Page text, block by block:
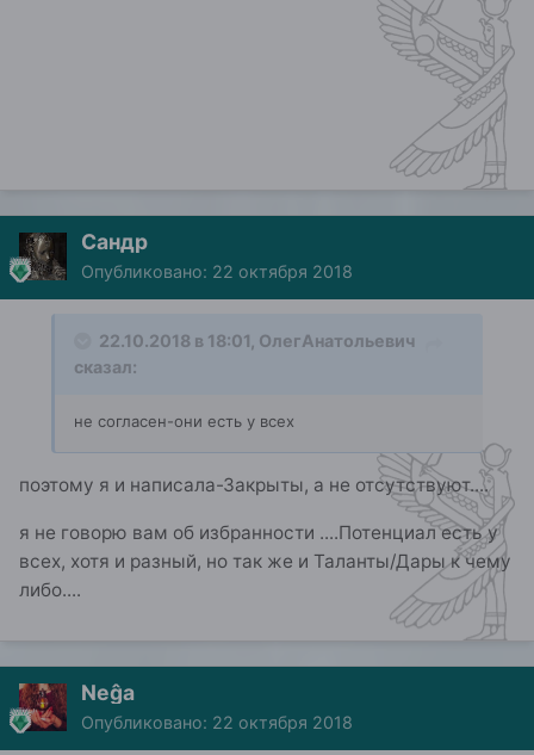
Сандр
Опубликовано: 22 октября 2018
22.10.2018 в 18:01, ОлегАнатольевич
сказал:
не согласен-они есть у всех
поэтому я и написала-Закрыты, а не отсутствуют....
я не говорю вам об избранности ....Потенциал есть у
всех, хотя и разный, но так же и Таланты/Дары к чему
либо....
Neĝa
Опубликовано: 22 октября 2018